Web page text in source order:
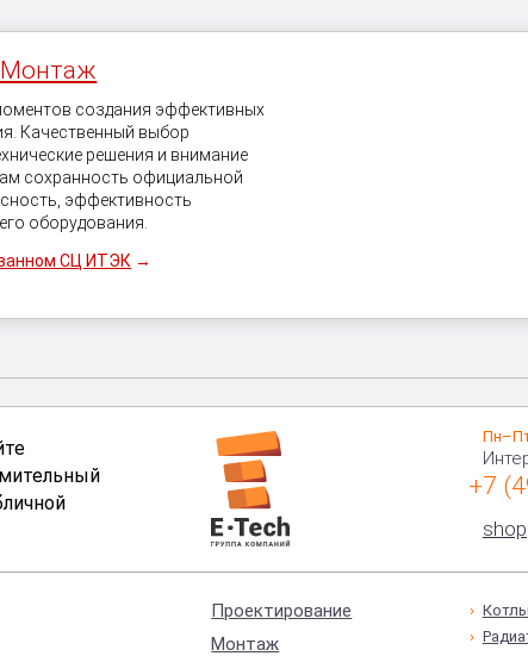
создания эффективных
Качественный выбор
решения и внимание
сохранность официальной
эффективность
оборудования.
СЦ ИТЭК →
+7
Проектирование
Монтаж
Котлы